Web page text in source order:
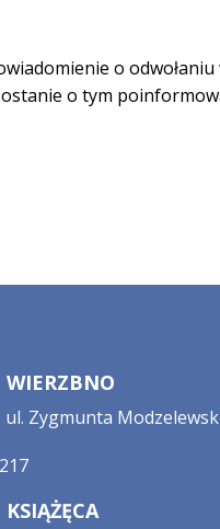
o
o tym
ul. Zygmunta